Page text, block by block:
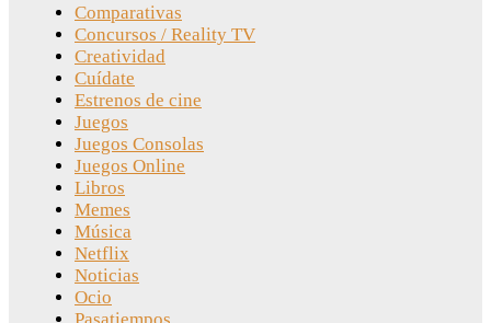
Comparativas
Concursos / Reality TV
Creatividad
Cuídate
Estrenos de cine
Juegos
Juegos Consolas
Juegos Online
Libros
Memes
Música
Netflix
Noticias
Ocio
Pasatiempos